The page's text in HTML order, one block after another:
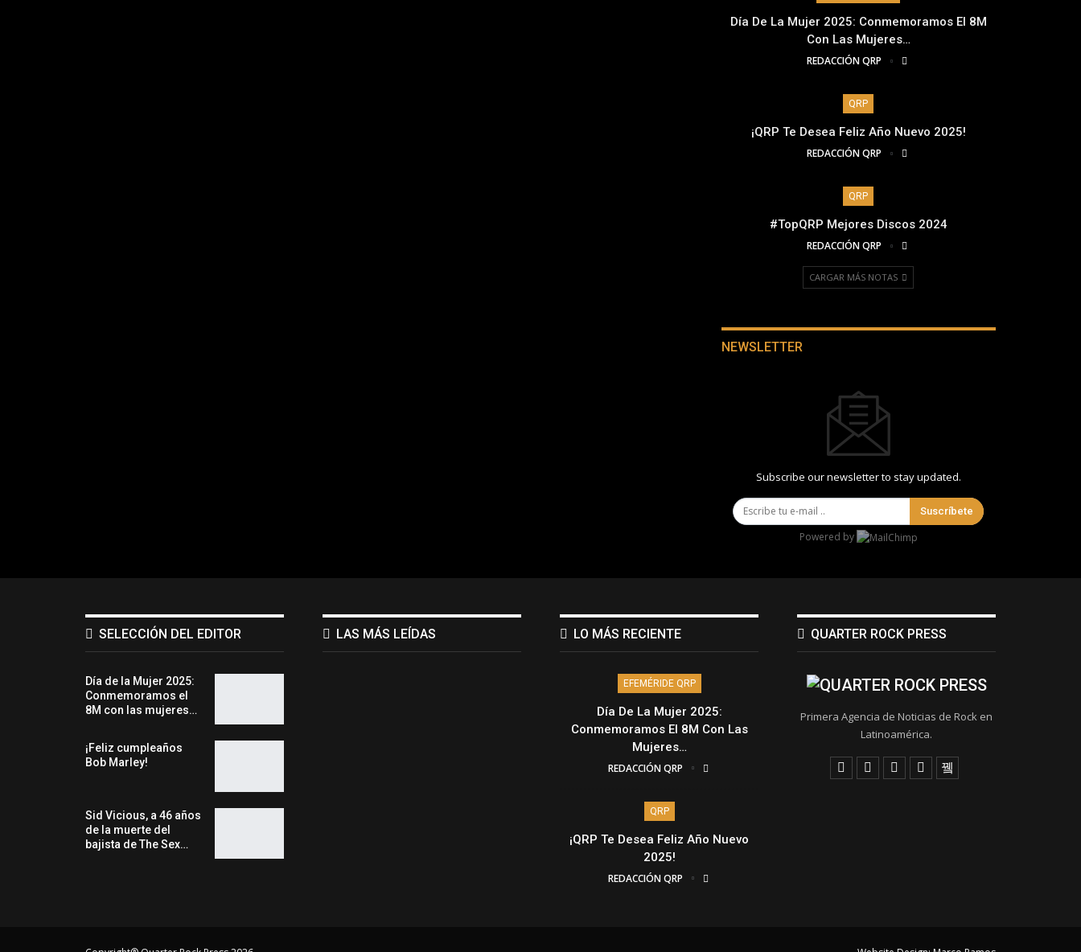
Día De La Mujer 2025: Conmemoramos El 8M
Con Las Mujeres…
REDACCIÓN QRP
QRP
¡QRP Te Desea Feliz Año Nuevo 2025!
REDACCIÓN QRP
QRP
#TopQRP Mejores Discos 2024
REDACCIÓN QRP
CARGAR MÁS NOTAS
NEWSLETTER
Subscribe our newsletter to stay updated.
Suscríbete
Powered by
SELECCIÓN DEL EDITOR
Día de la Mujer 2025:
Conmemoramos el
8M con las mujeres…
¡Feliz cumpleaños
Bob Marley!
Sid Vicious, a 46 años
de la muerte del
bajista de The Sex…
LAS MÁS LEÍDAS LO MÁS RECIENTE
EFEMÉRIDE QRP
Día De La Mujer 2025:
Conmemoramos El 8M Con Las
Mujeres…
REDACCIÓN QRP
QRP
¡QRP Te Desea Feliz Año Nuevo
2025!
REDACCIÓN QRP
QUARTER ROCK PRESS
Primera Agencia de Noticias de Rock en
Latinoamérica.